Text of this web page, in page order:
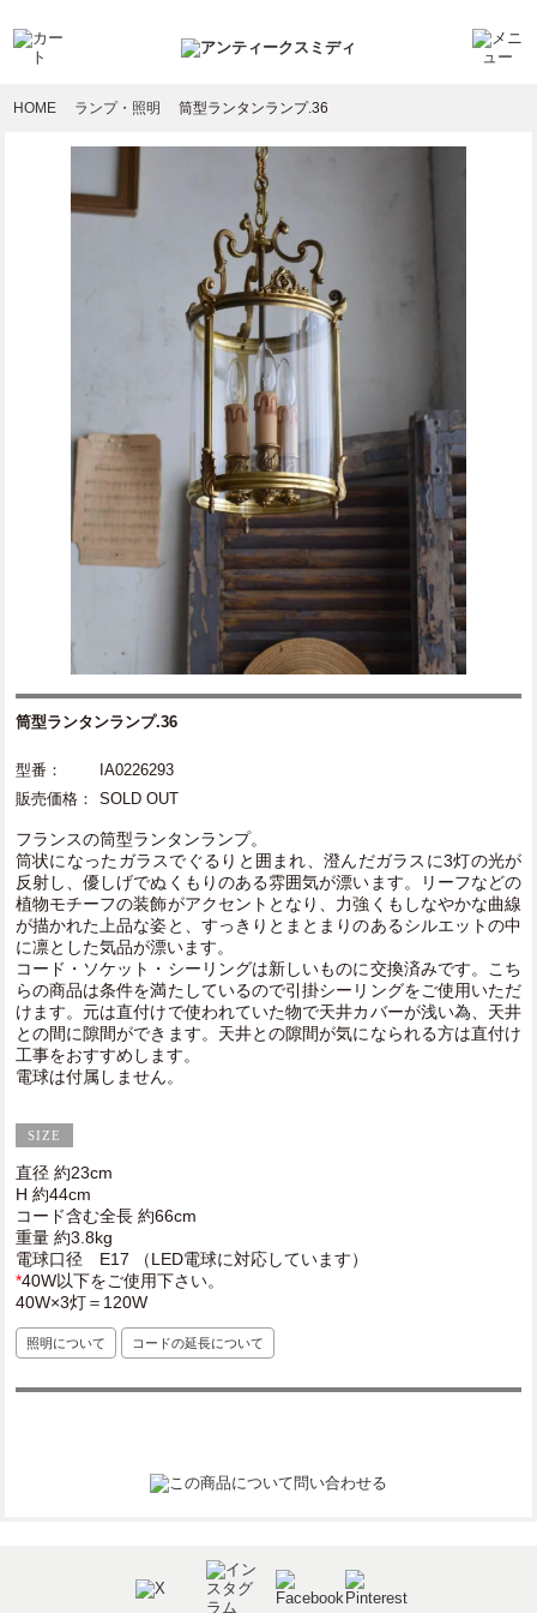
HOME ランプ・照明 筒型ランタンランプ.36
筒型ランタンランプ.36
型番：
IA0226293
販売価格：
SOLD OUT
フランスの筒型ランタンランプ。
筒状になったガラスでぐるりと囲まれ、澄んだガラスに3灯の光が
反射し、優しげでぬくもりのある雰囲気が漂います。リーフなどの
植物モチーフの装飾がアクセントとなり、力強くもしなやかな曲線
が描かれた上品な姿と、すっきりとまとまりのあるシルエットの中
に凛とした気品が漂います。
コード・ソケット・シーリングは新しいものに交換済みです。こち
らの商品は条件を満たしているので引掛シーリングをご使用いただ
けます。元は直付けで使われていた物で天井カバーが浅い為、天井
との間に隙間ができます。天井との隙間が気になられる方は直付け
工事をおすすめします。
電球は付属しません。
直径 約23cm
H 約44cm
コード含む全長 約66cm
重量 約3.8kg
電球口径 E17 （LED電球に対応しています）
*40W以下をご使用下さい。
40W×3灯＝120W
照明について コードの延長について